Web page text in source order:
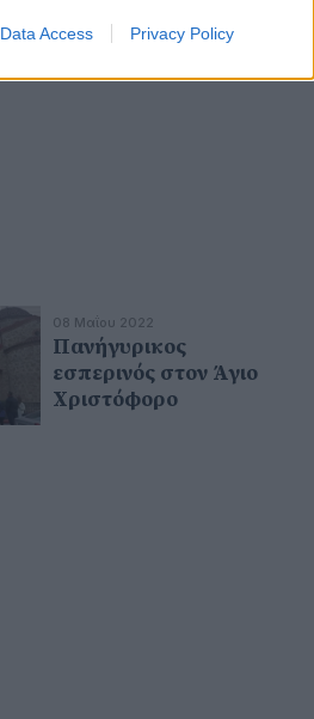
Data Access Privacy Policy
08 Μαΐου 2022
Πανήγυρικος
εσπερινός στον Άγιο
Χριστόφορο